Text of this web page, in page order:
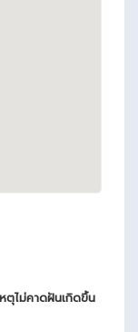
ตุไม่คาดฝันเกิดขึ้น